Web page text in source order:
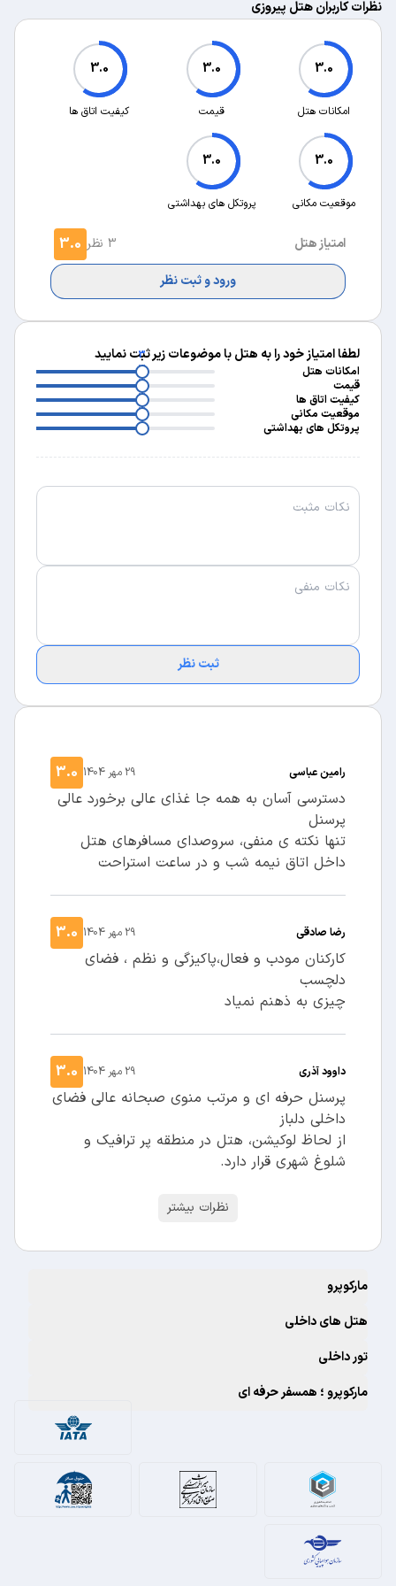
نظرات کاربران هتل پیروزی
3.0
امکانات هتل
3.0
قیمت
3.0
کیفیت اتاق ها
3.0
موقعیت مکانی
3.0
پروتکل های بهداشتی
امتیاز هتل 3 نظر 3.0
ورود و ثبت نظر
لطفا امتیاز خود را به هتل با موضوعات زیر ثبت نمایید
امکانات هتل
3
قیمت
3
کیفیت اتاق ها
3
موقعیت مکانی
3
پروتکل های بهداشتی
3
ثبت نظر
رامین عباسی 29 مهر 1404
3.0
دسترسی آسان به همه جا غذای عالی برخورد عالی
پرسنل
تنها نکته ی منفی، سروصدای مسافرهای هتل
داخل اتاق نیمه شب و در ساعت استراحت
رضا صادقی 29 مهر 1404
3.0
کارکنان مودب و فعال،پاکیزگی و نظم ، فضای
دلچسب
چیزی به ذهنم نمیاد
داوود آذری 29 مهر 1404
3.0
پرسنل حرفه ای و مرتب منوی صبحانه عالی فضای
داخلی دلباز
از لحاظ لوکیشن، هتل در منطقه پر ترافیک و
شلوغ شهری قرار دارد.
نظرات بیشتر
مارکوپرو
هتل های داخلی
تور داخلی
مارکوپرو ؛ همسفر حرفه ای